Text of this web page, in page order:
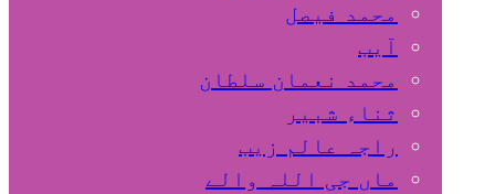
محمد فیصل
آیب
محمد نعمان سلطان
ثناء شبیر
راجہ عالم زیب
ماں جی اللہ والے